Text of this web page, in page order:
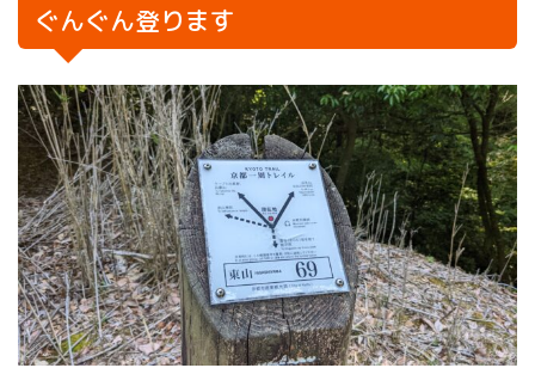
ぐんぐん登ります